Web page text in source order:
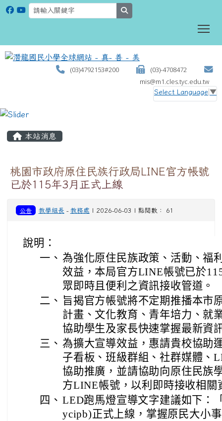
(03)4792153#200
(03)-4708472
mis@m1.cles.tyc.edu.tw
Select Language ▼
本站消息
桃園市政府原住民族行政局LINE官方帳號
已於115年3月正式上線
公告 教學組長 - 教務處 | 2026-06-03 | 點閱數： 61
說明：
一、 為強化原住民族政策、活動、福
效益，本局官方LINE帳號已於
眾即時且便利之資訊接收管道。
二、 旨揭官方帳號將不定期推播本市
計畫、文化教育、青年培力、就
協助學生及家長快速掌握最新資
三、 為擴大宣導效益，惠請貴校協助
子看板、班級群組、社群媒體、
協助推廣，並請協助向原住民族
方LINE帳號，以利即時接收相關
四、 LED跑馬燈宣導文字建議如下：
ycipb)正式上線，掌握原民大小